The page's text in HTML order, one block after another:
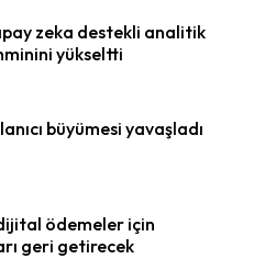
zeka destekli analitik
yükseltti
büyümesi yavaşladı
ödemeler için
geri getirecek